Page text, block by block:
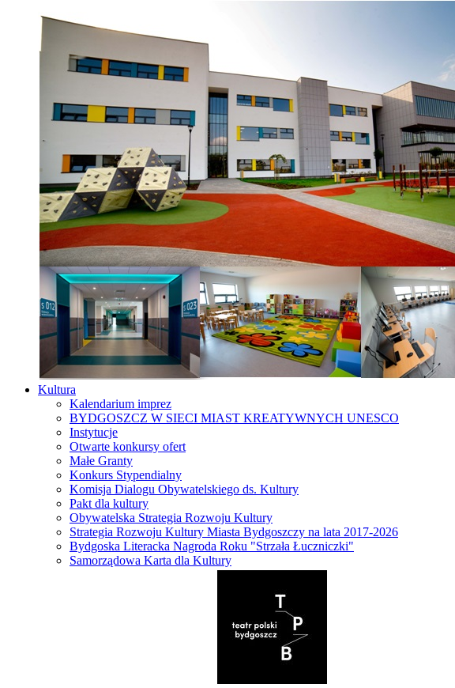
Kultura
Kalendarium imprez
BYDGOSZCZ W SIECI MIAST KREATYWNYCH UNESCO
Instytucje
Otwarte konkursy ofert
Małe Granty
Konkurs Stypendialny
Komisja Dialogu Obywatelskiego ds. Kultury
Pakt dla kultury
Obywatelska Strategia Rozwoju Kultury
Strategia Rozwoju Kultury Miasta Bydgoszczy na lata 2017-2026
Bydgoska Literacka Nagroda Roku "Strzała Łuczniczki"
Samorządowa Karta dla Kultury